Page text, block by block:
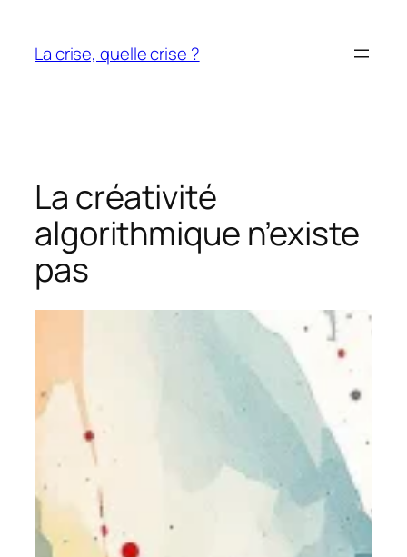
contenu
La crise, quelle crise ?
La créativité
algorithmique n’existe
pas